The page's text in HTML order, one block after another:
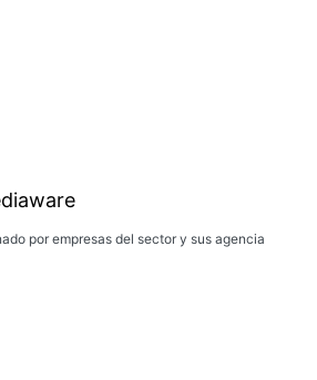
por empresas del sector y sus agencia